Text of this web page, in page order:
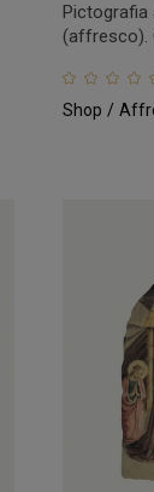
(affresco).
Shop